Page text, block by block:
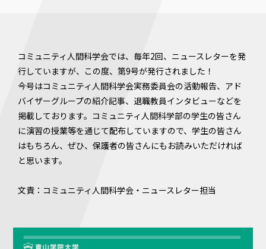
コミュニティ人間科学会では、毎年2回、ニュースレターを発
行していますが、この度、第9号が発行されました！
今号はコミュニティ人間科学会実務委員会の活動報告、アド
バイザーグループの紹介記事、退職教員インタビューなどを
掲載しております。コミュニティ人間科学部の学生の皆さん
に演習の授業等を通じて配布していますので、学生の皆さん
はもちろん、ぜひ、保護者の皆さんにもお読みいただければ
と思います。
文責：コミュニティ人間科学会・ニュースレター担当